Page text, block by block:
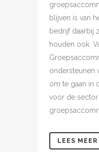
blijven is van
bedrijf daarbij
houden ook.
ondersteunen
om te gaan in
voor de sector
LEES MEER